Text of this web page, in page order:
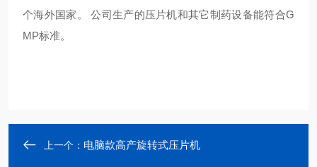
个海外国家。 公司生产的压片机和其它制药设备能符合G
MP标准。
上一个： 电脑款高产旋转式压片机